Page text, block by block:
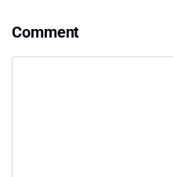
Comment